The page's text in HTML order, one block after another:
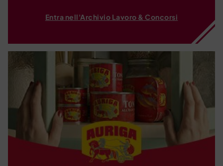
Entra nell'Archivio Lavoro & Concorsi